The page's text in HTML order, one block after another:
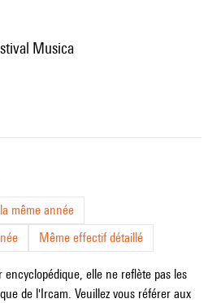
Musica
même année
Même effectif détaillé
elle ne reflète pas les
de l'Ircam. Veuillez vous référer aux